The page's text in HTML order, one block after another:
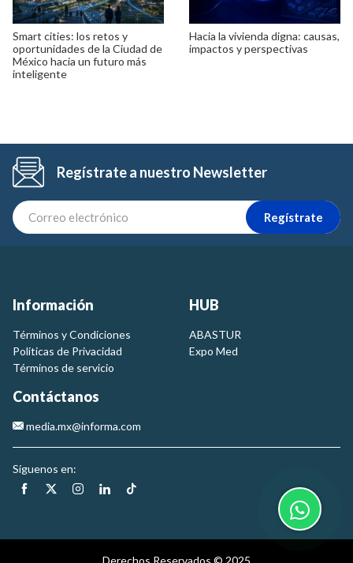
Smart cities: los retos y
oportunidades de la Ciudad de
México hacia un futuro más
inteligente
Hacia la vivienda digna: causas,
impactos y perspectivas
Regístrate a nuestro Newsletter
Regístrate
Información
Términos y Condiciones
Politicas de Privacidad
Términos de servicio
HUB
ABASTUR
Expo Med
Contáctanos
media.mx@informa.com
Síguenos en: